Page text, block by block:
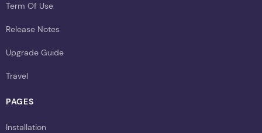
Term Of Use
Release Notes
Upgrade Guide
Travel
PAGES
Installation